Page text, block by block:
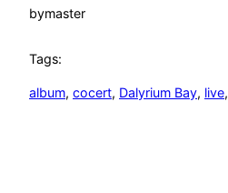
bymaster
Tags:
album, cocert, Dalyrium Bay, live,